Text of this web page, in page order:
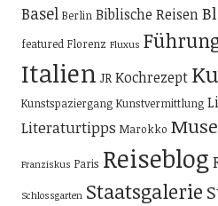
Basel Berlin Biblische Reisen
featured Florenz Fluxus
Italien JR Kochrezept
Kunstspaziergang Kunstvermittlung
Literaturtipps Marokko
Franziskus Paris Reiseblog
Schlossgarten Staatsgalerie